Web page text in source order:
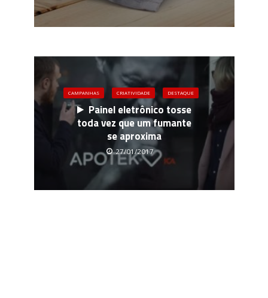
CAMPANHAS CRIATIVIDADE DESTAQUE
Painel eletrônico tosse
toda vez que um fumante
se aproxima
27/01/2017